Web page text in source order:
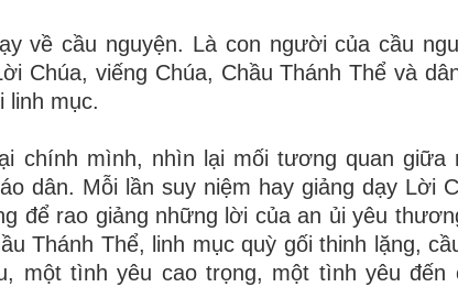
về cầu nguyện. Là con người của cầu
Chúa, viếng Chúa, Chầu Thánh Thể và
linh mục.
chính mình, nhìn lại mối tương quan giữa
dân. Mỗi lần suy niệm hay giảng dạy Lời
để rao giảng những lời của an ủi yêu
Thánh Thể, linh mục quỳ gối thinh lặng,
một tình yêu cao trọng, một tình yêu đến